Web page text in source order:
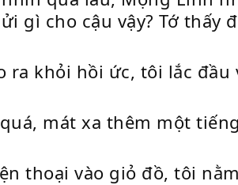
gì cho cậu vậy? Tớ thấy
ra khỏi hồi ức, tôi lắc
mát xa thêm một
thoại vào giỏ đồ, tôi